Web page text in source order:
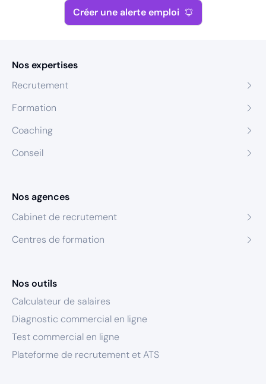
Créer une alerte emploi
Nos expertises
Recrutement
Formation
Coaching
Conseil
Nos agences
Cabinet de recrutement
Centres de formation
Nos outils
Calculateur de salaires
Diagnostic commercial en ligne
Test commercial en ligne
Plateforme de recrutement et ATS